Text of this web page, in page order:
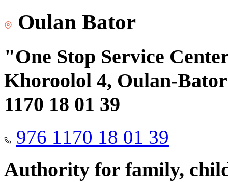
Oulan Bator
"One Stop Service
Khoroolol 4, Oulan-
1170 18 01 39
976 1170 18 01 39
Authority for family,